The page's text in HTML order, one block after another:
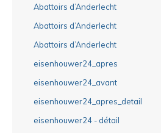
Abattoirs d’Anderlecht
Abattoirs d’Anderlecht
Abattoirs d’Anderlecht
eisenhouwer24_apres
eisenhouwer24_avant
eisenhouwer24_apres_detail
eisenhouwer24 - détail